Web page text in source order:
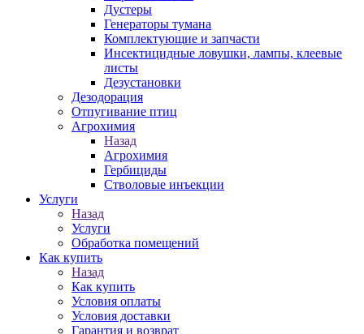
Дустеры
Генераторы тумана
Комплектующие и запчасти
Инсектицидные ловушки, лампы, клеевые
листы
Дезустановки
Дезодорация
Отпугивание птиц
Агрохимия
Назад
Агрохимия
Гербициды
Стволовые инъекции
Услуги
Назад
Услуги
Обработка помещений
Как купить
Назад
Как купить
Условия оплаты
Условия доставки
Гарантия и возврат